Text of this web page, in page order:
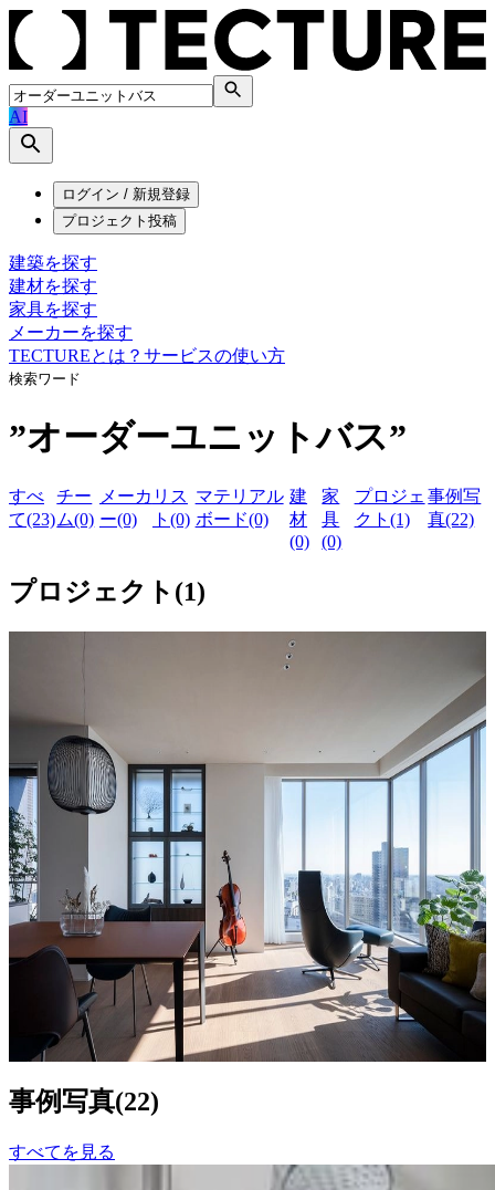
AI
ログイン / 新規登録
プロジェクト投稿
建築を探す
建材を探す
家具を探す
メーカーを探す
TECTUREとは？ サービスの使い方
検索ワード
”オーダーユニットバス”
すべ
て(23)
チー
ム(0)
メーカ
ー(0)
リス
ト(0)
マテリアル
ボード(0)
建
材
(0)
家
具
(0)
プロジェ
クト(1)
事例写
真(22)
プロジェクト (1)
共同住宅・集合住宅・寮
地上75mの家
mogi architects
5
事例写真(22)
すべてを見る